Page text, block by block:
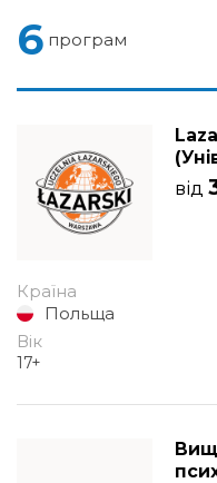
6 програм
від
Країна
Польща
Вік
17+